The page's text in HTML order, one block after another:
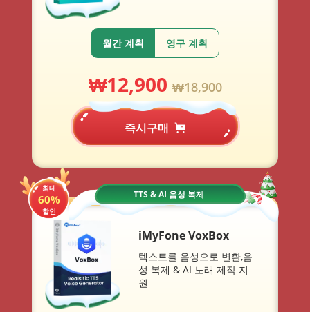
월간 계획 영구 계획
₩12,900 ₩18,900
즉시구매
최대
60%
할인
TTS & AI 음성 복제
iMyFone VoxBox
텍스트를 음성으로 변환,음
성 복제 & AI 노래 제작 지
원